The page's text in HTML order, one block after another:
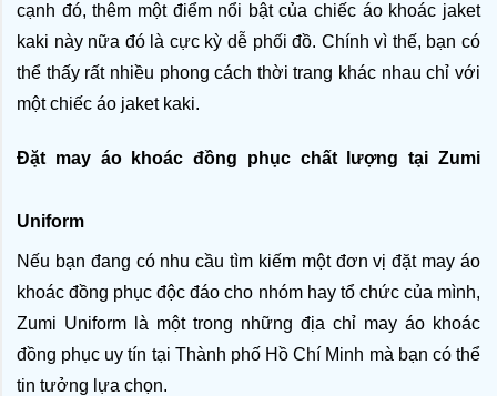
cạnh đó, thêm một điểm nổi bật của chiếc áo khoác jaket
kaki này nữa đó là cực kỳ dễ phối đồ. Chính vì thế, bạn có
thể thấy rất nhiều phong cách thời trang khác nhau chỉ với
một chiếc áo jaket kaki.
Đặt may áo khoác đồng phục chất lượng tại Zumi
Uniform
Nếu bạn đang có nhu cầu tìm kiếm một đơn vị đặt may áo
khoác đồng phục độc đáo cho nhóm hay tổ chức của mình,
Zumi Uniform là một trong những địa chỉ may áo khoác
đồng phục uy tín tại Thành phố Hồ Chí Minh mà bạn có thể
tin tưởng lựa chọn.